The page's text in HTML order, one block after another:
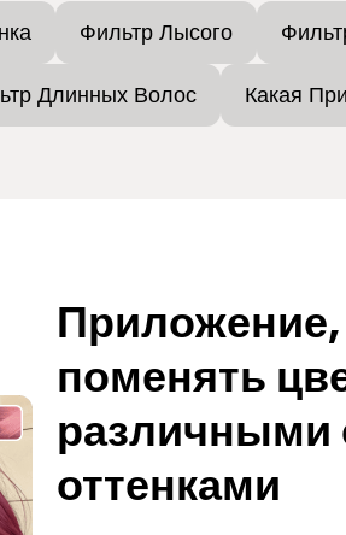
Фильтр Лысого
Длинных Волос Какая
поменять
оттенками